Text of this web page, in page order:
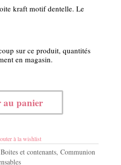
kraft motif dentelle. Le
sur ce produit, quantités
en magasin.
panier
à la wishlist
Boites et contenants, Communion